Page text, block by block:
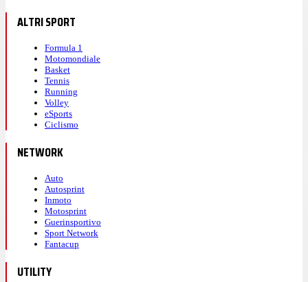
ALTRI SPORT
Formula 1
Motomondiale
Basket
Tennis
Running
Volley
eSports
Ciclismo
NETWORK
Auto
Autosprint
Inmoto
Motosprint
Guerinsportivo
Sport Network
Fantacup
UTILITY